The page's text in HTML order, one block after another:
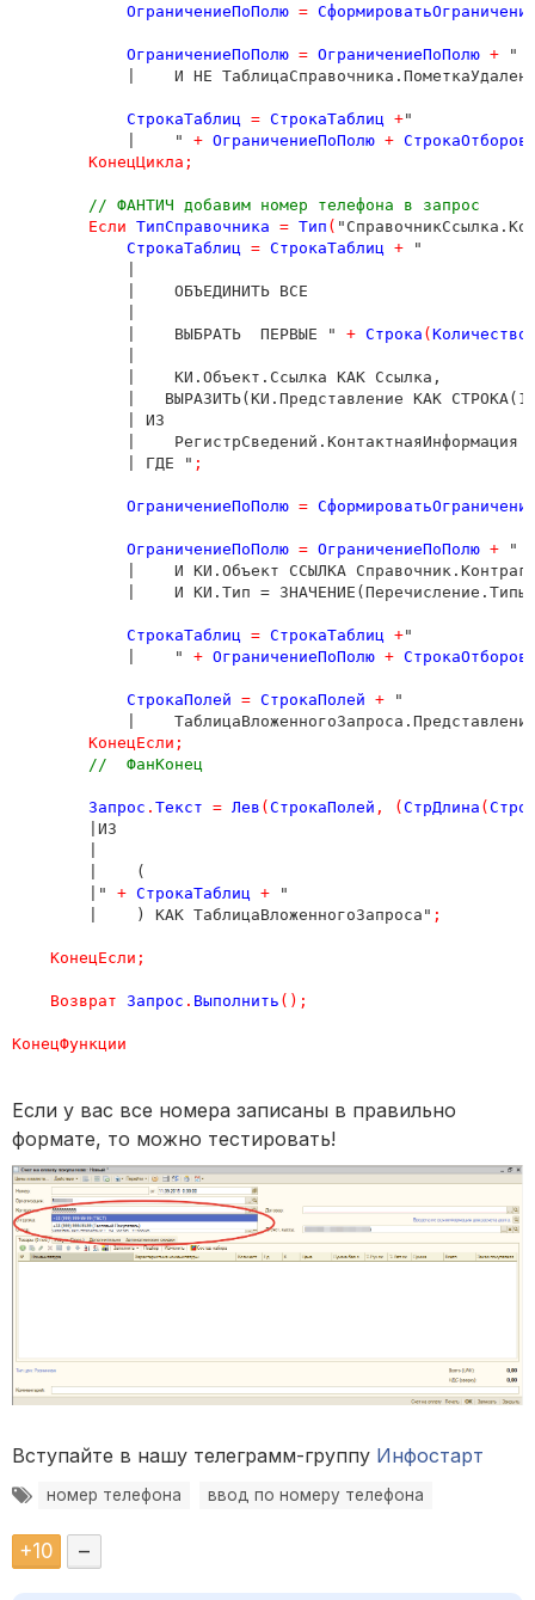
ОграничениеПоПолю =
ОграничениеПоПолю = ОграничениеПоПолю + "
|    И НЕ
СтрокаТаблиц = СтрокаТаблиц +"
            |    "
+ ОграничениеПоПолю +
КонецЦикла ;
// ФАНТИЧ добавим номер телефона в запрос
Если ТипСправочника = Тип (
СтрокаТаблиц = СтрокаТаблиц + "
            |    ОБЪЕДИНИТЬ ВСЕ
            |    ВЫБРАТЬ  ПЕРВЫЕ "
+ Строка (
            |    КИ.Объект.Ссылка КАК Ссылка,
|   ВЫРАЗИТЬ(КИ.Представление КАК
            | ИЗ
|    РегистрСведений.КонтактнаяИнформация
            | ГДЕ "
;
ОграничениеПоПолю =
ОграничениеПоПолю = ОграничениеПоПолю + "
|    И КИ.Объект ССЫЛКА
|    И КИ.Тип =
СтрокаТаблиц = СтрокаТаблиц +"
            |    "
+ ОграничениеПоПолю +
СтрокаПолей = СтрокаПолей + "
|
КонецЕсли ;
//  ФанКонец
Запрос . Текст = Лев ( СтрокаПолей , ( СтрДлина (
        |ИЗ
        |    (
        |"
+ СтрокаТаблиц + "
        |    ) КАК ТаблицаВложенногоЗапроса"
;
КонецЕсли ;
Возврат Запрос . Выполнить ();
КонецФункции
Если у вас все номера записаны в правильно
формате, то можно тестировать!
Вступайте в нашу телеграмм-группу Инфостарт
номер телефона ввод по номеру телефона
+10 –